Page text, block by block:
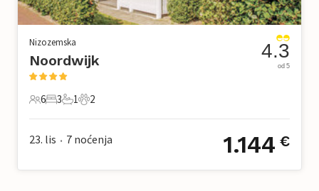
Nizozemska
Noordwijk
6 Gosti
6
3 Spavaće sobe
3
1 Kupaonica
1
2 Kućni ljubimac
2
4.3
od 5
23. lis • 7 noćenja 1.144 €